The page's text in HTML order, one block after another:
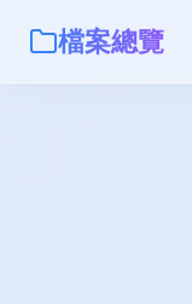
檔案總覽